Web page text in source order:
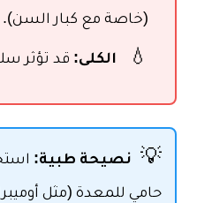
(خاصة مع كبار السن).
💧 الكلى: قد تؤثر
💡 نصيحة طبية: